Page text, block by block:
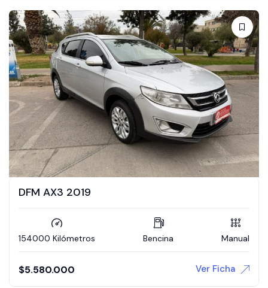
DFM AX3 2019
154000 Kilómetros Bencina Manual
$5.580.000 Ver Ficha